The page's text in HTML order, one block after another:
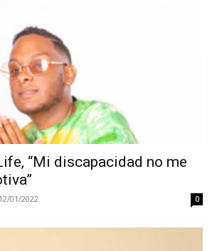
“Mi discapacidad no me
12/01/2022 0